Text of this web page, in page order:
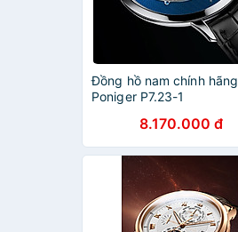
Đồng hồ nam chính hãng
Poniger P7.23-1
8.170.000 đ